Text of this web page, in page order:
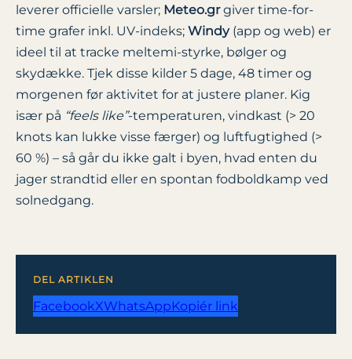
leverer officielle varsler; Meteo.grgiver time-for-
time grafer inkl. UV-indeks; Windy(app og web) er
ideel til at tracke meltemi-styrke, bølger og
skydække. Tjek disse kilder 5 dage, 48 timer og
morgenen før aktivitet for at justere planer. Kig
især på “feels like”-temperaturen, vindkast (> 20
knots kan lukke visse færger) og luftfugtighed (>
60 %) – så går du ikke galt i byen, hvad enten du
jager strandtid eller en spontan fodboldkamp ved
solnedgang.
DEL ARTIKLEN
FacebookXWhatsAppKopiér link